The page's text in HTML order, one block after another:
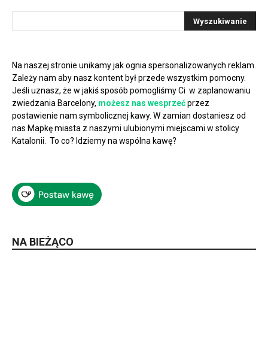
Na naszej stronie unikamy jak ognia spersonalizowanych reklam.
Zależy nam aby nasz kontent był przede wszystkim pomocny.
Jeśli uznasz, że w jakiś sposób pomogliśmy Ci w zaplanowaniu
zwiedzania Barcelony, możesz nas wesprzećprzez
postawienie nam symbolicznej kawy. W zamian dostaniesz od
nas Mapkę miasta z naszymi ulubionymi miejscami w stolicy
Katalonii. To co? Idziemy na wspólna kawę?
NA BIEŻĄCO